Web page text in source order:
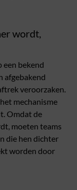
wordt,
een bekend
afgebakend
veroorzaken.
mechanisme
Omdat de
moeten teams
die hen dichter
worden door